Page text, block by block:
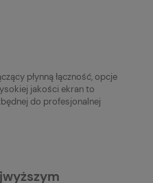
płynną łączność, opcje
jakości ekran to
do profesjonalnej